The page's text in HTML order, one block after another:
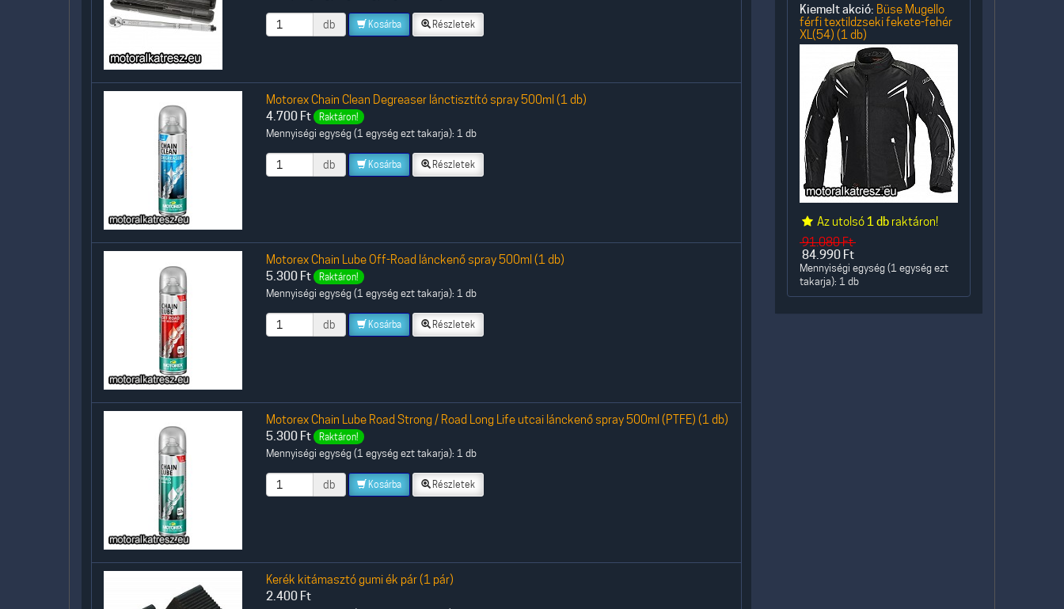
db Kosárba Részletek
Motorex Chain Clean Degreaser lánctisztító spray 500ml (1 db)
4.700 Ft Raktáron!
Mennyiségi egység (1 egység ezt takarja): 1 db
db Kosárba Részletek
Motorex Chain Lube Off-Road lánckenő spray 500ml (1 db)
5.300 Ft Raktáron!
Mennyiségi egység (1 egység ezt takarja): 1 db
db Kosárba Részletek
Motorex Chain Lube Road Strong / Road Long Life utcai lánckenő spray 500ml (PTFE) (1 db)
5.300 Ft Raktáron!
Mennyiségi egység (1 egység ezt takarja): 1 db
db Kosárba Részletek
Kerék kitámasztó gumi ék pár (1 pár)
2.400 Ft
Kiemelt akció: Büse Mugello
férfi textildzseki fekete-fehér
XL(54) (1 db)
Az utolsó 1 db raktáron!
91.080Ft
84.990 Ft
Mennyiségi egység (1 egység ezt
takarja): 1 db